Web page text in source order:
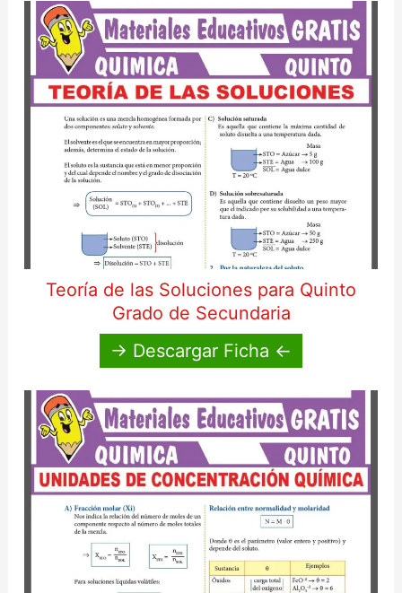
Teoría de las Soluciones para Quinto
Grado de Secundaria
→ Descargar Ficha ←